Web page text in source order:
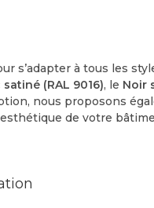
s’adapter à tous les
(RAL 9016), le Noir
nous proposons
de votre